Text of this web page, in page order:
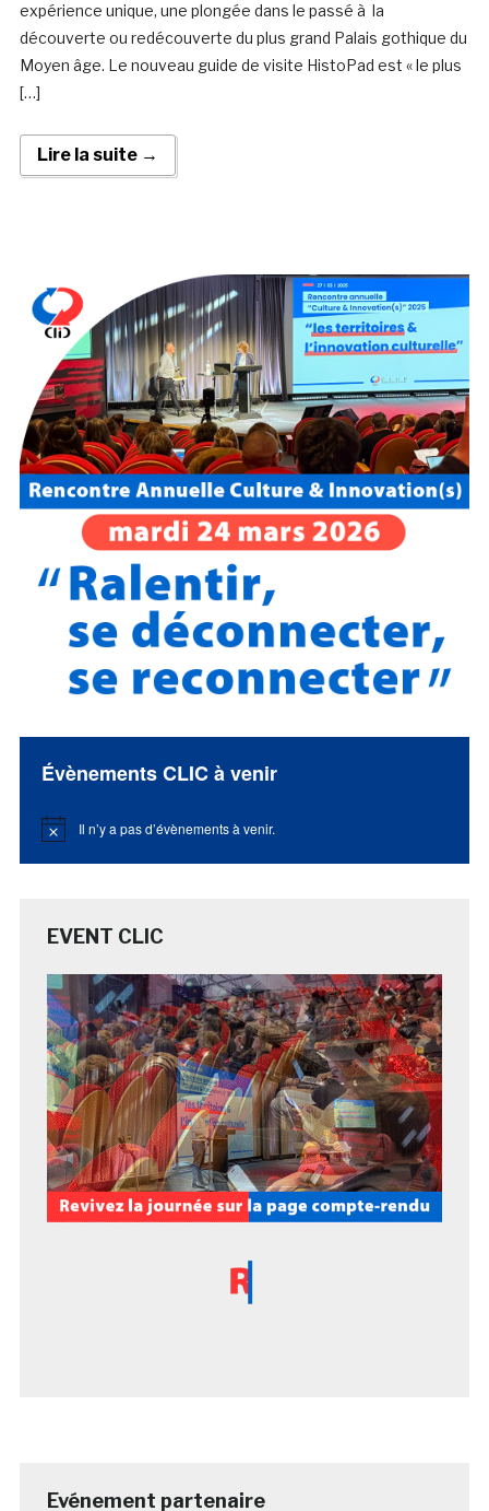
expérience unique, une plongée dans le passé à la
découverte ou redécouverte du plus grand Palais gothique du
Moyen âge. Le nouveau guide de visite HistoPad est « le plus
[…]
Lire la suite →
Évènements CLIC à venir
Notice Il n’y a pas d’évènements à venir.
EVENT CLIC
Evénement partenaire